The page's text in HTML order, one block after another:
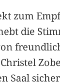
zum
die
Saal